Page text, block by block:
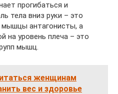
прогибаться и
тела вниз руки – это
антагонисты, а
на уровень плеча – это
мышц.
женщинам
вес и здоровье